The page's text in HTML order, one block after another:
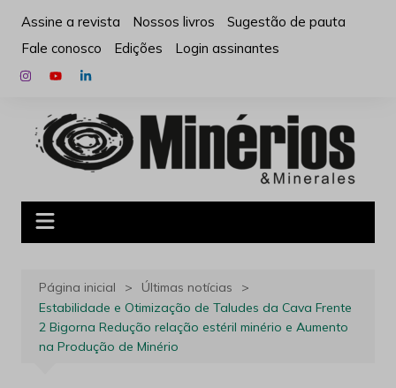
para
conteúdo
Assine a revista Nossos livros
Sugestão de pauta
Fale conosco
Edições Login assinantes
Página inicial
Últimas notícias
Estabilidade e Otimização de Taludes da Cava Frente
2 Bigorna Redução relação estéril minério e Aumento
na Produção de Minério